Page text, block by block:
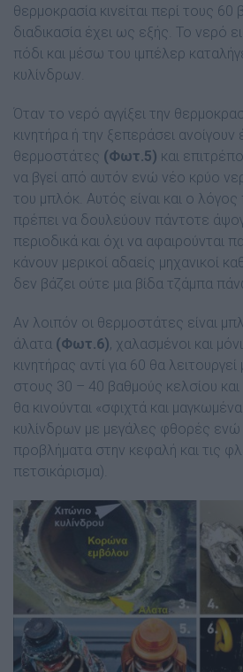
θερµοκρασία κινείται περί τους 60
διαδικασία έχει ως εξής. Το νερό
πόδι και µέσω του ιµπέλερ
κυλίνδρων.
Όταν το νερό αγγίξει την
κινητήρα ή την ξεπεράσει
θερµοστάτες (Φωτ.5) και
να βγεί από αυτόν ενώ νέο κρύο
του µπλόκ. Αυτός είναι και ο
πρέπει να δουλεύουν πάντοτε
περιοδικά και όχι να αφαιρούνται
κάνουν µερικοί αδαείς µηχανικοί
δεν βάζει ούτε µια βίδα τζάµπα
Αν λοιπόν οι θερµοστάτες είναι
άλατα (Φωτ.6), χαλασµένοι και
κινητήρας αντί για 60 θα
στους 30 – 40 βαθµούς κελσίου
θα κινούνται «σφιχτά και
κυλίνδρων µε µεγάλες φθορές ενώ
προβλήµατα στην κεφαλή και τις
πετσικάρισµα).